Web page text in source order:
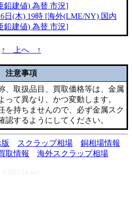
鉛建値) 為替 市況]
日(木) 19時 [海外(LME/NY) 国内
鉛建値) 為替 市況]
↑ 上へ ↑
注意事項
、取扱品目、買取価格等は、金属
って異なり、かつ変動します。
を持ちませんので、必ず金属スク
認するようにしてください。
スクラップ相場
銅相場情報
取情報 海外スクラップ相場